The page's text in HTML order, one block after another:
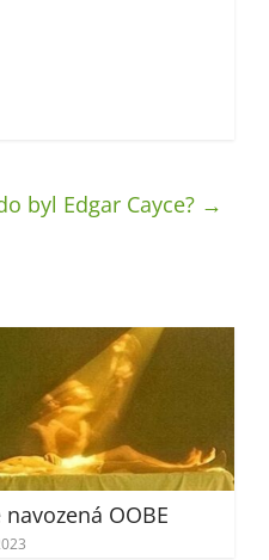
byl Edgar Cayce? →
OOBE